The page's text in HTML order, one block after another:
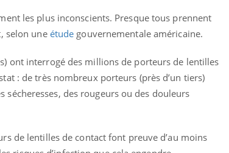
les plus inconscients. Presque tous prennent
selon une étude gouvernementale américaine.
ont interrogé des millions de porteurs de lentilles
: de très nombreux porteurs (près d’un tiers)
des rougeurs ou des douleurs
de lentilles de contact font preuve d’au moins
pour
qui la rend
Youtube
Insuline & Charge mentale : et si on
osait en parler??Youtube
patients comme parfois chez les soignants.